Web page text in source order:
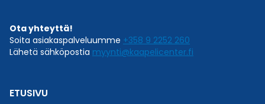
Ota yhteyttä!
Soita asiakaspalveluumme +358 9 2252 260
Lähetä sähköpostia myynti@kaapelicenter.fi
ETUSIVU